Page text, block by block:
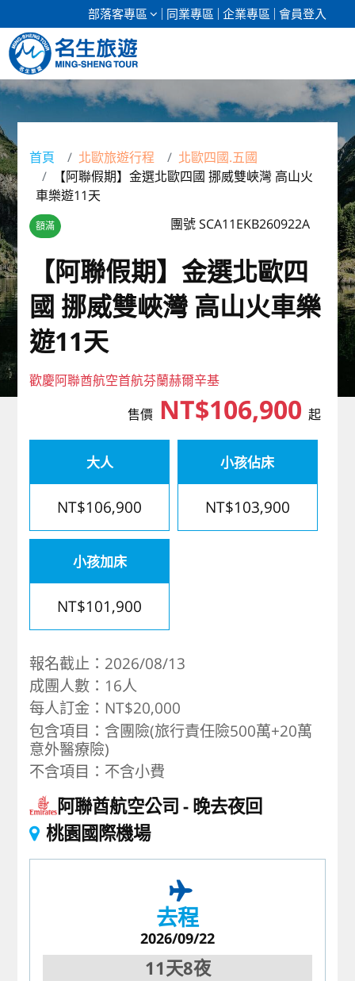
部落客專區 同業專區 企業專區 會員登入
清倉促銷
日本專館
郵輪假期
海島假期
韓國
東南亞
美加紐澳
歐洲
首頁 北歐旅遊行程
北歐四國.五國
【阿聯假期】金選北歐四國 挪威雙峽灣 高山火
車樂遊11天
額滿 團號 SCA11EKB260922A
【阿聯假期】金選北歐四
國 挪威雙峽灣 高山火車樂
遊11天
歡慶阿聯酋航空首航芬蘭赫爾辛基
售價NT$106,900 起
大人
NT$106,900
小孩佔床
NT$103,900
小孩加床
NT$101,900
報名截止：2026/08/13
成團人數：16人
每人訂金：NT$20,000
包含項目：含團險(旅行責任險500萬+20萬
意外醫療險)
不含項目：不含小費
阿聯酋航空公司
晚去夜回
桃園國際機場
去程
2026/09/22
11天8夜